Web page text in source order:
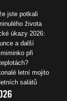
jste potkali
života
úkazy 2026:
a další
při
letní mojito
salátů